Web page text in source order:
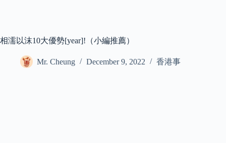
相濡以沫10大優勢[year]!（小編推薦）
Mr. Cheung December 9, 2022 香港事